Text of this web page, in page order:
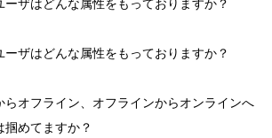
ーザはどんな属性をもっておりますか？
ーザはどんな属性をもっておりますか？
らオフライン、オフラインからオンラインへ
掴めてますか？